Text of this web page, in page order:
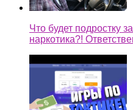
Что будет подростку
наркотика?!